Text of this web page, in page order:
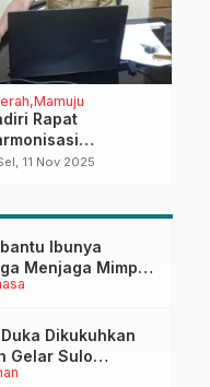
Mamuju
Rapat
Mamasa
Sampaikan
11 Nov 2025
Ibunya
Menjaga Mimpi
Cita-Cita
Dikukuhkan
Gelar Sulo